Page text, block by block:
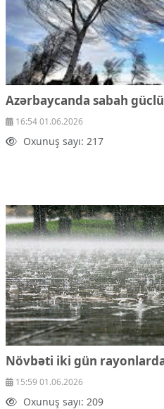
Azərbaycanda sabah
16:54 01.06.2026
Oxunuş sayı: 217
Növbəti iki gün rayonlarda
15:59 01.06.2026
Oxunuş sayı: 209